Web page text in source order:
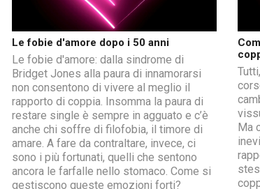
Le fobie d'amore dopo i 50 anni
Le fobie d'amore: dalla sindrome di
Bridget Jones alla paura di innamorarsi
non consentono di vivere al meglio il
rapporto di coppia. Insomma la paura di
restare single è sempre in agguato e c’è
anche chi soffre di filofobia, il timore di
amare. A fare da contraltare, invece, ci
sono i più fortunati, quelli che sentono
ancora le farfalle nello stomaco. Come si
gestiscono queste emozioni forti?
Ma